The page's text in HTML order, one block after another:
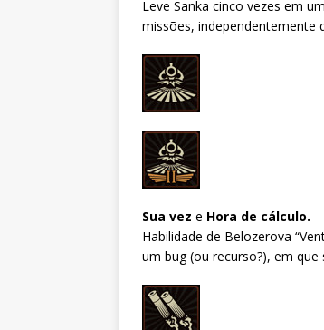
Leve Sanka cinco vezes em
missões, independentemente
Sua vez e Hora de cálculo.
Habilidade de Belozerova
um bug (ou recurso?), em que